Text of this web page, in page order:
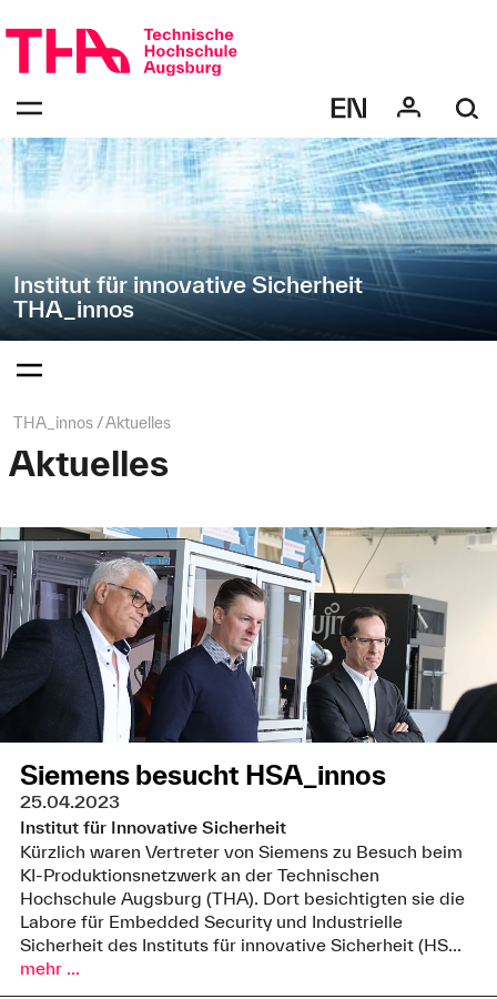
überspringen
zur
Navigation
"THA_innos"
Institut für innovative Sicherheit
THA_innos
bestätigen
Öffnen
des
Menüs
bestätigen
des
Seitenpfad:
THA_innos Aktuelles
Aktuelles
Siemens besucht HSA_innos
25.04.2023
Institut für Innovative Sicherheit
Kürzlich waren Vertreter von Siemens zu Besuch beim
KI-Produktionsnetzwerk an der Technischen
Hochschule Augsburg (THA). Dort besichtigten sie die
Labore für Embedded Security und Industrielle
Sicherheit des Instituts für innovative Sicherheit (HS...
mehr ...